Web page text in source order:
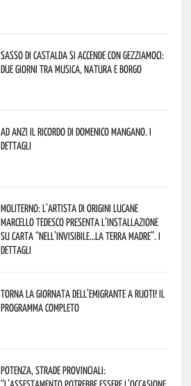
Sasso di Castalda si accende con Gezziamoci:
due giorni tra musica, natura e borgo
Ad Anzi il ricordo di Domenico Mangano. I
dettagli
Moliterno: l’artista di origini lucane
Marcello Tedesco presenta l’installazione
su carta “Nell’invisibile…la terra madre”. I
dettagli
Torna la Giornata dell’Emigrante a Ruoti! Il
programma completo
Potenza, strade provinciali: